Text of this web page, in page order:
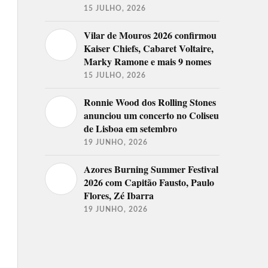
15 JULHO, 2026
Vilar de Mouros 2026 confirmou
Kaiser Chiefs, Cabaret Voltaire,
Marky Ramone e mais 9 nomes
15 JULHO, 2026
Ronnie Wood dos Rolling Stones
anunciou um concerto no Coliseu
de Lisboa em setembro
19 JUNHO, 2026
Azores Burning Summer Festival
2026 com Capitão Fausto, Paulo
Flores, Zé Ibarra
19 JUNHO, 2026